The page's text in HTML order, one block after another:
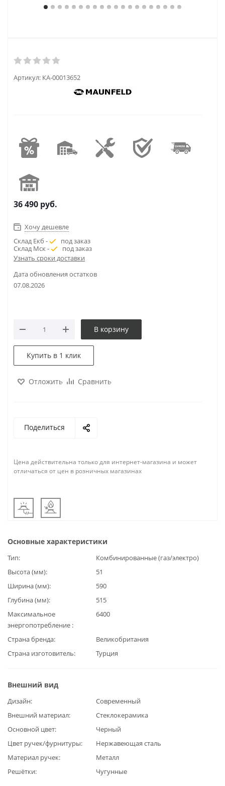
Артикул: КА-00013652
36 490 руб.
Хочу дешевле
Склад Екб -
под заказ
Склад Мск -
под заказ
Узнать сроки доставки
Дата обновления остатков
07.08.2026
В корзину
Купить в 1 клик
Отложить Сравнить
Поделиться
Цена действительна только для интернет-магазина и может
отличаться от цен в розничных магазинах
Основные характеристики
Тип
Комбинированные (газ/электро)
Высота (мм)
51
Ширина (мм)
590
Глубина (мм)
515
Максимальное
энергопотребление
6400
Страна бренда
Великобритания
Страна изготовитель
Турция
Внешний вид
Дизайн
Современный
Внешний материал
Стеклокерамика
Основной цвет
Черный
Цвет ручек/фурнитуры
Нержавеющая сталь
Материал ручек
Металл
Решётки
Чугунные